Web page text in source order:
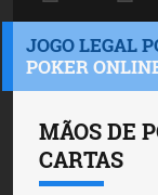
JOGO LEGAL
POKER
MÃOS DE
CARTAS